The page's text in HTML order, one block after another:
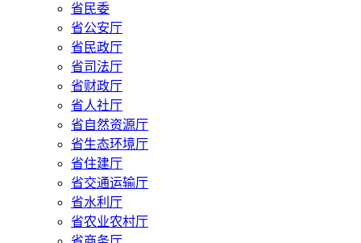
省民委
省公安厅
省民政厅
省司法厅
省财政厅
省人社厅
省自然资源厅
省生态环境厅
省住建厅
省交通运输厅
省水利厅
省农业农村厅